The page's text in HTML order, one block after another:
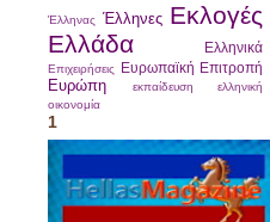
Έλληνας Έλληνες Εκλογές
Ελλάδα
Ελληνικά
Επιχειρήσεις Ευρωπαϊκή Επιτροπή
Ευρώπη εκπαίδευση
ελληνική
οικονομία
1